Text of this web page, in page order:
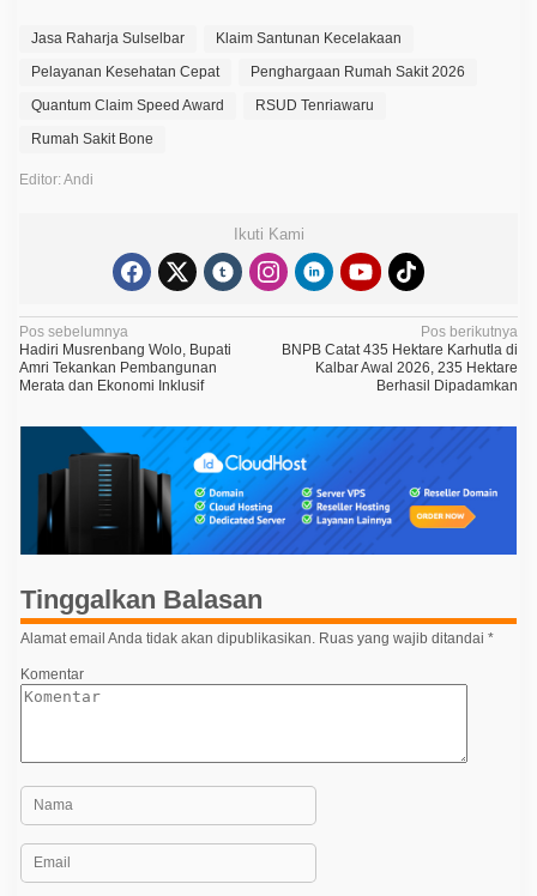
Jasa Raharja Sulselbar
Klaim Santunan Kecelakaan
Pelayanan Kesehatan Cepat
Penghargaan Rumah Sakit 2026
Quantum Claim Speed Award
RSUD Tenriawaru
Rumah Sakit Bone
Editor: Andi
Ikuti Kami
N
a
v
i
i
p
o
s
Pos sebelumnya
Hadiri Musrenbang Wolo, Bupati
Amri Tekankan Pembangunan
Merata dan Ekonomi Inklusif
Pos berikutnya
BNPB Catat 435 Hektare Karhutla di
Kalbar Awal 2026, 235 Hektare
Berhasil Dipadamkan
Tinggalkan Balasan
Alamat email Anda tidak akan dipublikasikan. Ruas yang wajib ditandai *
Komentar